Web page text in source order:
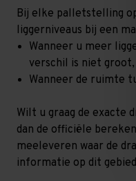
Bij elke palletstelling
liggerniveaus bij een
Wanneer u meer
verschil is niet
Wanneer de ruimte
Wilt u graag de exacte
dan de officiële
meeleveren waar de
informatie op dit